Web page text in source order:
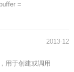
=
2013-12
用于创建或调用